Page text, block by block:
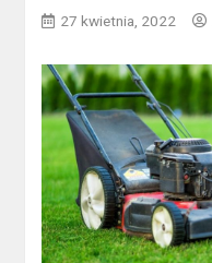
27 kwietnia, 2022